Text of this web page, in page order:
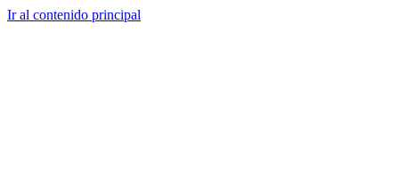
Ir al contenido principal